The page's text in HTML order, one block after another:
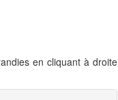
en cliquant à droite